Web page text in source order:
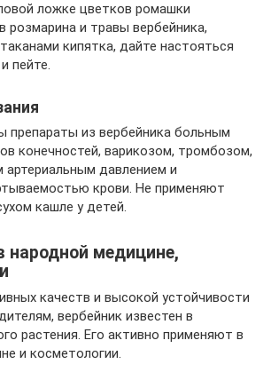
ложке цветков ромашки
розмарина и травы вербейника,
кипятка, дайте настояться
пейте.
препараты из вербейника больным
конечностей, варикозом, тромбозом,
давлением и
крови. Не применяют
кашле у детей.
народной медицине,
качеств и высокой устойчивости
вербейник известен в
растения. Его активно применяют в
и косметологии.